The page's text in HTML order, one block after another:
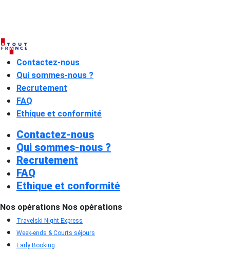
Contactez-nous
Qui sommes-nous ?
Recrutement
FAQ
Ethique et conformité
Contactez-nous
Qui sommes-nous ?
Recrutement
FAQ
Ethique et conformité
Nos opérations Nos opérations
Travelski Night Express
Week-ends & Courts séjours
Early Booking